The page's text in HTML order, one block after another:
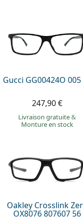
Gucci GG00424O 005
247,90 €
Livraison gratuite&
Monture en stock
Oakley Crosslink
OX8076 807607 56